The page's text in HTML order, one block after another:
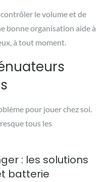
le volume et de
bonne organisation aide à
à tout moment.
pour jouer chez soi.
tous les
: les solutions
batterie